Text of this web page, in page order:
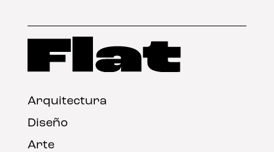
Arquitectura
Diseño
Arte